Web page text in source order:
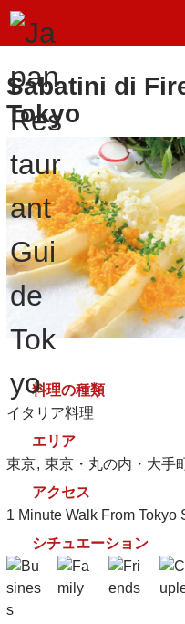
Sabatini di
Tokyo
料理の種類
イタリア料理
エリア
東京
東京・丸の内・大手
アクセス
1 Minute Walk From Tokyo
シチュエーション